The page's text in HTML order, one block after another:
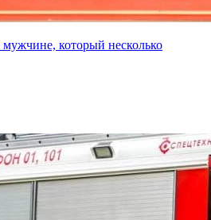
который несколько